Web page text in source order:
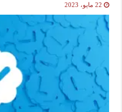
22 مايو، 2023